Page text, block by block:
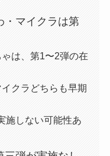
・マイクラは第
は、第1〜2弾の在
クラどちらも早期
施しない可能性あ